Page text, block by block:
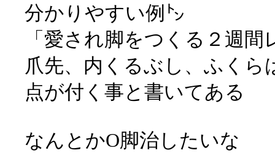
分かりやすい例㌧
「愛され脚をつくる２週
爪先、内くるぶし、ふくら
点が付く事と書いてある
なんとかO脚治したいな